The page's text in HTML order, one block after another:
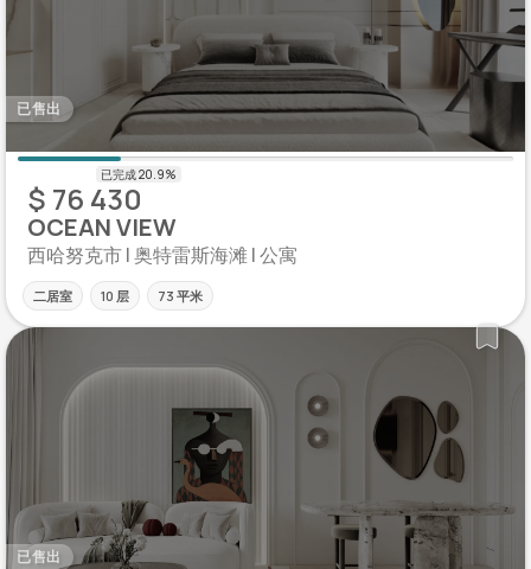
已售出
$ 76 430
OCEAN VIEW
西哈努克市 | 奥特雷斯海滩 | 公寓
二居室 10 层 73 平米
已售出